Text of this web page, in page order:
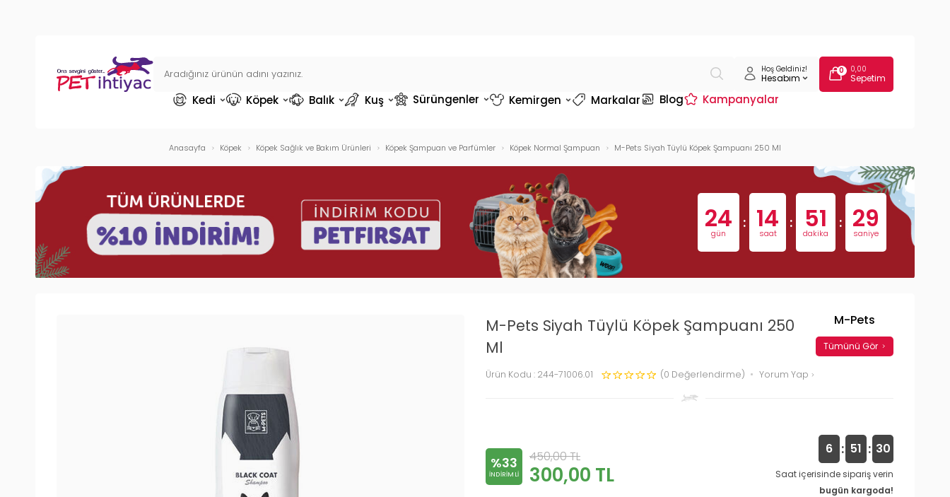
Hoş Geldiniz!
Hesabım
0 0,00
Sepetim
Kedi Köpek Balık Kuş Sürüngenler Kemirgen Markalar Blog Kampanyalar
Anasayfa Köpek Köpek Sağlık ve Bakım Ürünleri Köpek Şampuan ve Parfümler Köpek Normal Şampuan M-Pets Siyah Tüylü Köpek Şampuanı 250 Ml
24
gün
: 14
saat
: 51
dakika
: 28
saniye
M-Pets Siyah Tüylü Köpek Şampuanı 250
Ml
Ürün Kodu : 244-71006.01 (0 Değerlendirme) Yorum Yap
M-Pets
Tümünü Gör
%33
INDIRIMLI
450,00TL
300,00 TL
6 : 51 : 29
Saat içerisinde sipariş verin
bugün kargoda!